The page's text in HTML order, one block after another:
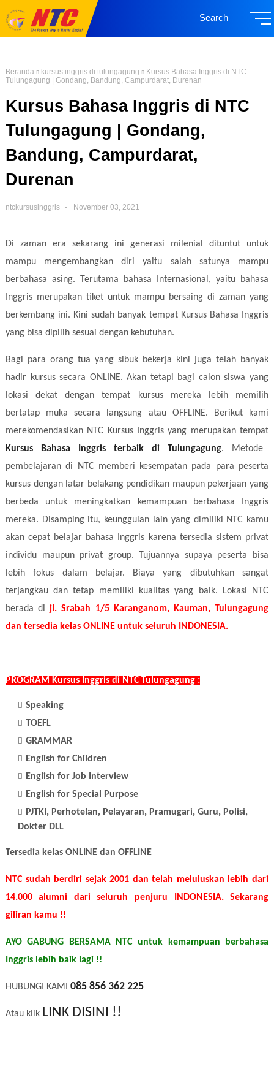
Search
Beranda kursus inggris di tulungagung
Kursus Bahasa Inggris di NTC
Tulungagung | Gondang, Bandung, Campurdarat, Durenan
Kursus Bahasa Inggris di NTC
Tulungagung | Gondang,
Bandung, Campurdarat,
Durenan
ntckursusinggris November 03, 2021
Di zaman era sekarang ini generasi milenial dituntut untuk
mampu mengembangkan diri yaitu salah satunya mampu
berbahasa asing. Terutama bahasa Internasional, yaitu bahasa
Inggris merupakan tiket untuk mampu bersaing di zaman yang
berkembang ini. Kini sudah banyak tempat Kursus Bahasa Inggris
yang bisa dipilih sesuai dengan kebutuhan.
Bagi para orang tua yang sibuk bekerja kini juga telah banyak
hadir kursus secara ONLINE. Akan tetapi bagi calon siswa yang
lokasi dekat dengan tempat kursus mereka lebih memilih
bertatap muka secara langsung atau OFFLINE. Berikut kami
merekomendasikan NTC Kursus Inggris yang merupakan tempat
Kursus Bahasa Inggris terbaik di Tulungagung. Metode
pembelajaran di NTC memberi kesempatan pada para peserta
kursus dengan latar belakang pendidikan maupun pekerjaan yang
berbeda untuk meningkatkan kemampuan berbahasa Inggris
mereka. Disamping itu, keunggulan lain yang dimiliki NTC kamu
akan cepat belajar bahasa Inggris karena tersedia sistem privat
individu maupun privat group. Tujuannya supaya peserta bisa
lebih fokus dalam belajar. Biaya yang dibutuhkan sangat
terjangkau dan tetap memiliki kualitas yang baik. Lokasi NTC
berada di jl. Srabah 1/5 Karanganom, Kauman, Tulungagung
dan tersedia kelas ONLINE untuk seluruh INDONESIA.
PROGRAM Kursus Inggris di NTC Tulungagung :
Speaking
TOEFL
GRAMMAR
English for Children
English for Job Interview
English for Special Purpose
PJTKI, Perhotelan, Pelayaran, Pramugari, Guru, Polisi,
Dokter DLL
Tersedia kelas ONLINE dan OFFLINE
NTC sudah berdiri sejak 2001 dan telah meluluskan lebih dari
14.000 alumni dari seluruh penjuru INDONESIA. Sekarang
giliran kamu !!
AYO GABUNG BERSAMA NTC untuk kemampuan berbahasa
Inggris lebih baik lagi !!
HUBUNGI KAMI 085 856 362 225
Atau klik LINK DISINI !!